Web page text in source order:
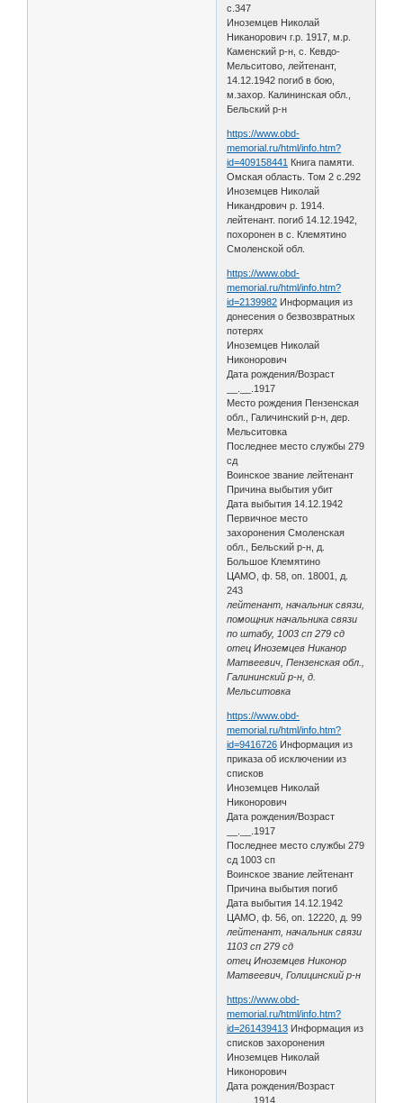
с.347
Иноземцев Николай
Никанорович г.р. 1917, м.р.
Каменский р-н, с. Кевдо-
Мельситово, лейтенант,
14.12.1942 погиб в бою,
м.захор. Калининская обл.,
Бельский р-н
https://www.obd-
memorial.ru/html/info.htm?
id=409158441 Книга памяти.
Омская область. Том 2 с.292
Иноземцев Николай
Никандрович р. 1914.
лейтенант. погиб 14.12.1942,
похоронен в с. Клемятино
Смоленской обл.
https://www.obd-
memorial.ru/html/info.htm?
id=2139982 Информация из
донесения о безвозвратных
потерях
Иноземцев Николай
Никонорович
Дата рождения/Возраст
__.__.1917
Место рождения Пензенская
обл., Галичинский р-н, дер.
Мельситовка
Последнее место службы 279
сд
Воинское звание лейтенант
Причина выбытия убит
Дата выбытия 14.12.1942
Первичное место
захоронения Смоленская
обл., Бельский р-н, д.
Большое Клемятино
ЦАМО, ф. 58, оп. 18001, д.
243
лейтенант, начальник связи,
помощник начальника связи
по штабу, 1003 сп 279 сд
отец Иноземцев Никанор
Матвеевич, Пензенская обл.,
Галининский р-н, д.
Мельситовка
https://www.obd-
memorial.ru/html/info.htm?
id=9416726 Информация из
приказа об исключении из
списков
Иноземцев Николай
Никонорович
Дата рождения/Возраст
__.__.1917
Последнее место службы 279
сд 1003 сп
Воинское звание лейтенант
Причина выбытия погиб
Дата выбытия 14.12.1942
ЦАМО, ф. 56, оп. 12220, д. 99
лейтенант, начальник связи
1103 сп 279 сд
отец Иноземцев Никонор
Матвеевич, Голицинский р-н
https://www.obd-
memorial.ru/html/info.htm?
id=261439413 Информация из
списков захоронения
Иноземцев Николай
Никонорович
Дата рождения/Возраст
__.__.1914